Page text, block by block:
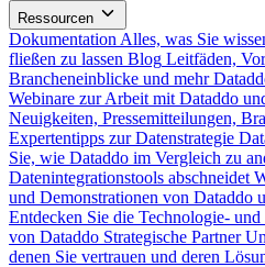
Ressourcen
Dokumentation Alles, was Sie
fließen zu lassen Blog Leitfäden,
Brancheneinblicke und mehr
Webinare zur Arbeit mit Dataddo
Neuigkeiten, Pressemitteilungen,
Expertentipps zur Datenstrategie
Sie, wie Dataddo im Vergleich zu
Datenintegrationstools abschneidet
und Demonstrationen von Dataddo
Entdecken Sie die Technologie-
von Dataddo Strategische Partner
denen Sie vertrauen und deren